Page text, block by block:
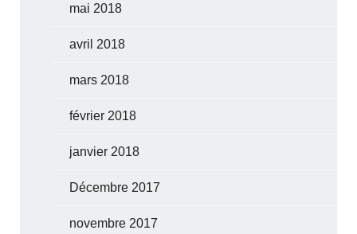
mai 2018
avril 2018
mars 2018
février 2018
janvier 2018
Décembre 2017
novembre 2017